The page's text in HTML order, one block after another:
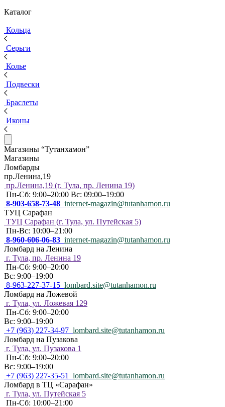
Каталог
Кольца
Серьги
Колье
Подвески
Браслеты
Иконы
Магазины “Тутанхамон”
Магазины
Ломбарды
пр.Ленина,19
пр.Ленина,19 (г. Тула, пр. Ленина 19)
Пн-Сб: 9:00–20:00 Вс: 09:00–19:00
8-903-658-73-48 internet-magazin@tutanhamon.ru
ТУЦ Сарафан
ТУЦ Сарафан (г. Тула, ул. Путейская 5)
Пн-Вс: 10:00–21:00
8-960-606-06-83 internet-magazin@tutanhamon.ru
Ломбард на Ленина
г. Тула, пр. Ленина 19
Пн-Сб: 9:00–20:00
Вс: 9:00–19:00
8-963-227-37-15 lombard.site@tutanhamon.ru
Ломбард на Ложевой
г. Тула, ул. Ложевая 129
Пн-Сб: 9:00–20:00
Вс: 9:00–19:00
+7 (963) 227-34-97 lombard.site@tutanhamon.ru
Ломбард на Пузакова
г. Тула, ул. Пузакова 1
Пн-Сб: 9:00–20:00
Вс: 9:00–19:00
+7 (963) 227-35-51
lombard.site@tutanhamon.ru
Ломбард в ТЦ «Сарафан»
г. Тула, ул. Путейская 5
Пн-Сб: 10:00–21:00